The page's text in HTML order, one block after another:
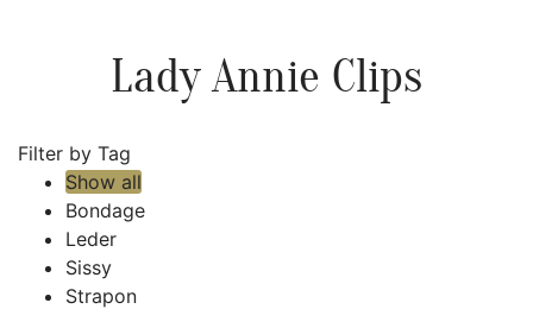
Lady Annie Clips
Filter by Tag
Show all
Bondage
Leder
Sissy
Strapon